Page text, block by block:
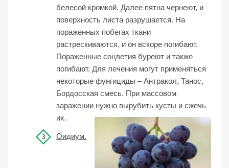
белесой кромкой. Далее пятна чернеют, и
поверхность листа разрушается. На
пораженных побегах ткани
растрескиваются, и он вскоре погибают.
Пораженные соцветия буреют и также
погибают. Для лечения могут применяться
некоторые фунгициды – Антракол, Танос,
Бордосская смесь. При массовом
заражении нужно вырубить кусты и сжечь
их.
Оидиум.